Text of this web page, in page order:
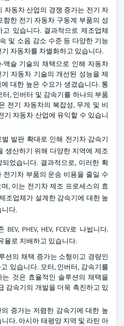
자동차 산업의 경쟁 증가는 전기 자
함한 전기 자동차 구동계 부품의 성
있습니다. 결과적으로 제조업체
및 소음 감소 수준 등 다양한 기능
자동차를 차별화하고 있습니다.
액슬 기술의 채택으로 인해 자동차
자동차 기술의 개선된 성능을 제
대한 높은 수요가 생겼습니다. 통
터, 인버터 및 감속기를 하나의 부품
전기 자동차의 복잡성, 무게 및 비
기 자동차 산업에 유익할 수 있습니
발판 확대로 인해 전기차 감속기
생산하기 위해 다양한 지역에 제조
었습니다. 결과적으로, 이러한 확
기차 부품의 운송 비용을 줄일 수
, 이는 전기차 제조 프로세스의 효
조업체가 설계한 감속기에 대한 높
니다.
PHEV, HEV, FCEV로 나뉩니다.
율로 지배하고 있습니다.
션의 채택 증가는 소형이고 경량인
있습니다. 모터, 인버터, 감속기를
것은 효율적인 솔루션의 채택을
감속기의 개발을 더욱 촉진하고 있
의 증가는 저렴한 감속기에 대한 높
다. 아시아 태평양 지역 및 라틴 아